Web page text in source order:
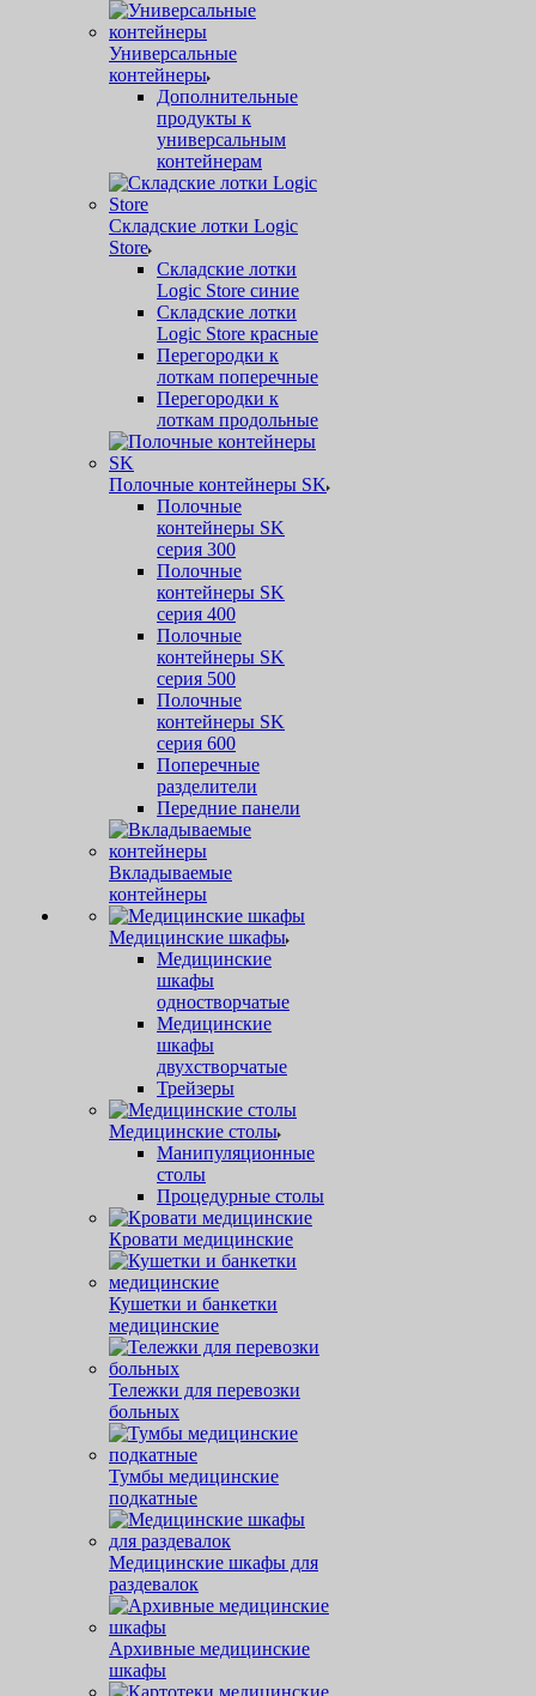
Универсальные
контейнеры
Дополнительные
продукты к
универсальным
контейнерам
Складские лотки Logic
Store
Складские лотки
Logic Store синие
Складские лотки
Logic Store красные
Перегородки к
лоткам поперечные
Перегородки к
лоткам продольные
Полочные контейнеры SK
Полочные
контейнеры SK
серия 300
Полочные
контейнеры SK
серия 400
Полочные
контейнеры SK
серия 500
Полочные
контейнеры SK
серия 600
Поперечные
разделители
Передние панели
Вкладываемые
контейнеры
Медицинские шкафы
Медицинские
шкафы
одностворчатые
Медицинские
шкафы
двухстворчатые
Трейзеры
Медицинские столы
Манипуляционные
столы
Процедурные столы
Кровати медицинские
Кушетки и банкетки
медицинские
Тележки для перевозки
больных
Тумбы медицинские
подкатные
Медицинские шкафы для
раздевалок
Архивные медицинские
шкафы